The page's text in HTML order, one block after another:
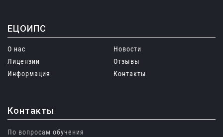
ЕЦОИПС
О нас
Новости
Лицензии
Отзывы
Информация
Контакты
Контакты
По вопросам обучения